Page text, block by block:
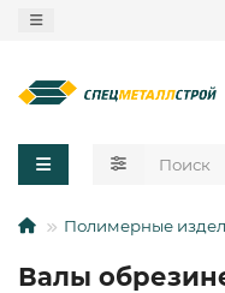
Полимерные
Валы